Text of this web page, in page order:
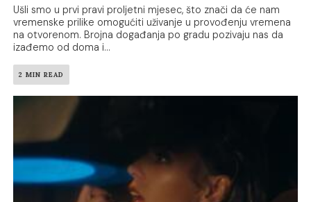
Ušli smo u prvi pravi proljetni mjesec, što znači da će nam
vremenske prilike omogućiti uživanje u provođenju vremena
na otvorenom. Brojna događanja po gradu pozivaju nas da
izađemo od doma i...
2 MIN READ